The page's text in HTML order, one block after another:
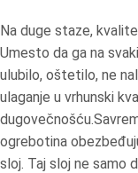
Na duge staze,
Umesto da ga na
ulubilo, oštetilo, ne
ulaganje u vrhunski
ogrebotina
sloj. Taj sloj ne samo